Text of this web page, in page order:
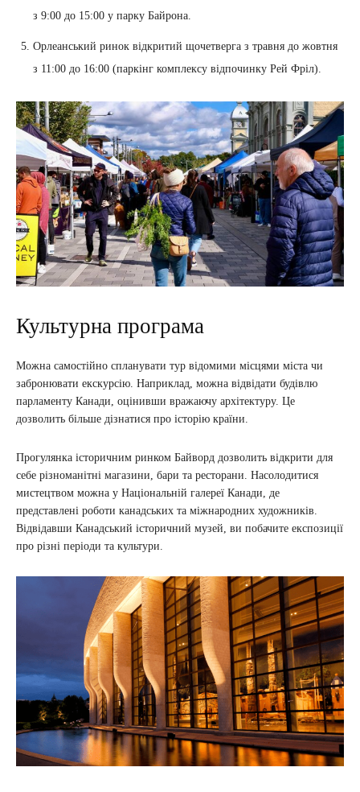
з 9:00 до 15:00 у парку Байрона.
Орлеанський ринок відкритий щочетверга з травня до жовтня
з 11:00 до 16:00 (паркінг комплексу відпочинку Рей Фріл).
Культурна програма
Можна самостійно спланувати тур відомими місцями міста чи
забронювати екскурсію. Наприклад, можна відвідати будівлю
парламенту Канади, оцінивши вражаючу архітектуру. Це
дозволить більше дізнатися про історію країни.
Прогулянка історичним ринком Байворд дозволить відкрити для
себе різноманітні магазини, бари та ресторани. Насолодитися
мистецтвом можна у Національній галереї Канади, де
представлені роботи канадських та міжнародних художників.
Відвідавши Канадський історичний музей, ви побачите експозиції
про різні періоди та культури.